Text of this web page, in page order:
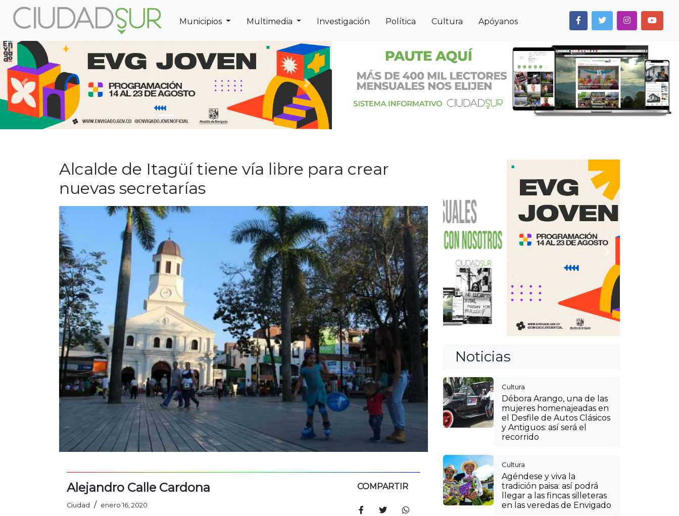
Municipios Multimedia Investigación Política Cultura Apóyanos
Previous Next Previous Next
Alcalde de Itagüí tiene vía libre para crear
nuevas secretarías
Alejandro Calle Cardona
Ciudad / enero 16, 2020
COMPARTIR
Noticias
Cultura
Débora Arango, una de las
mujeres homenajeadas en
el Desfile de Autos Clásicos
y Antiguos: así será el
recorrido
Cultura
Agéndese y viva la
tradición paisa: así podrá
llegar a las fincas silleteras
en las veredas de Envigado